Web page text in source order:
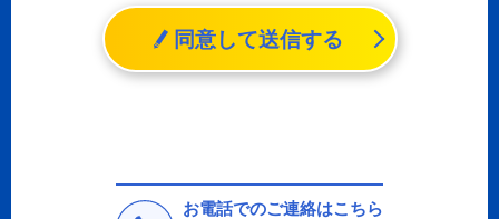
れる生存する個人に関する情報であって、氏名、生年月日
その他の記述等により特定の個人を識別することができる
情報（個人識別情報）を指します。
同意して送信する
お電話でのご連絡はこちら